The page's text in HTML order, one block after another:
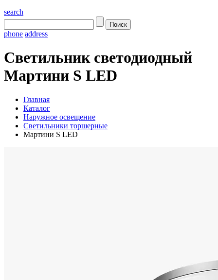
search
phone address
Светильник светодиодный
Мартини S LED
Главная
Каталог
Наружное освещение
Светильники торшерные
Мартини S LED